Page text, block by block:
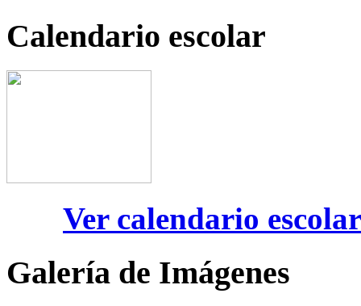
Calendario escolar
Ver calendario escolar
Galería de Imágenes